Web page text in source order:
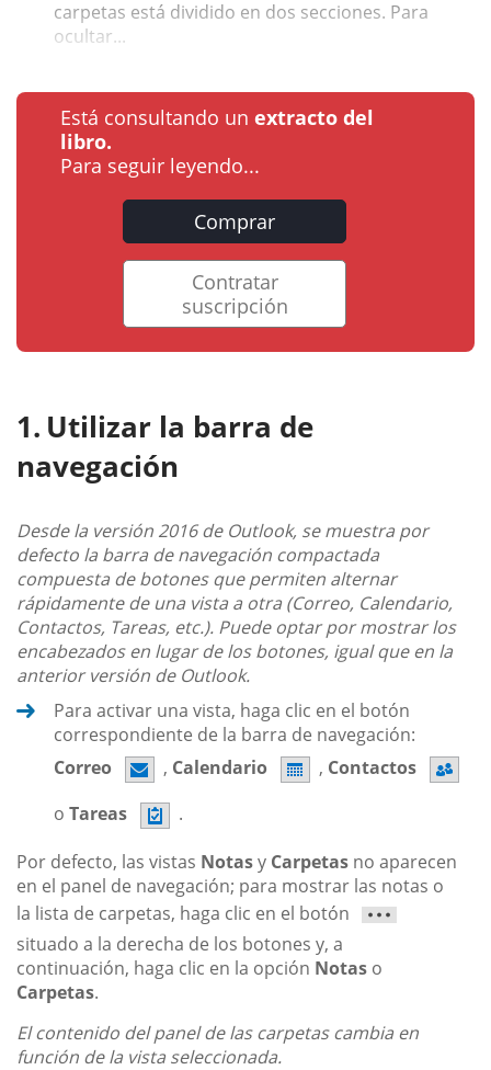
carpetas está dividido en dos secciones. Para
ocultar...
Está consultando un extracto del
libro.
Para seguir leyendo...
Comprar
Contratar
suscripción
Utilizar la barra de
navegación
Desde la versión 2016 de Outlook, se muestra por
defecto la barra de navegación compactada
compuesta de botones que permiten alternar
rápidamente de una vista a otra (Correo, Calendario,
Contactos, Tareas, etc.). Puede optar por mostrar los
encabezados en lugar de los botones, igual que en la
anterior versión de Outlook.
Para activar una vista, haga clic en el botón
correspondiente de la barra de navegación:
Correo
, Calendario , Contactos
o Tareas
.
Por defecto, las vistas Notasy Carpetas no aparecen
en el panel de navegación; para mostrar las notas o
la lista de carpetas, haga clic en el botón
situado a la derecha de los botones y, a
continuación, haga clic en la opción Notas o
Carpetas.
El contenido del panel de las carpetas cambia en
función de la vista seleccionada.